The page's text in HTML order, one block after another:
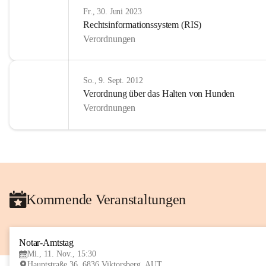
Fr., 30. Juni 2023
Rechtsinformationssystem (RIS)
Verordnungen
So., 9. Sept. 2012
Verordnung über das Halten von Hunden
Verordnungen
Kommende Veranstaltungen
Notar-Amtstag
Mi., 11. Nov., 15:30